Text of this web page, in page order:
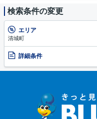
検索条件の変更
エリア
清城町
詳細条件